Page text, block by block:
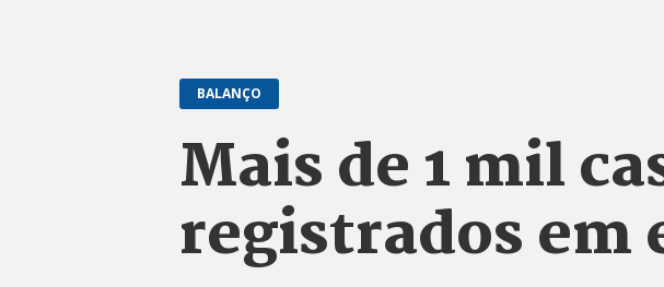
BALANÇO
Mais de 1 mil
registrados em